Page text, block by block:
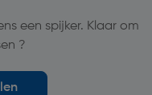
een spijker. Klaar om
?